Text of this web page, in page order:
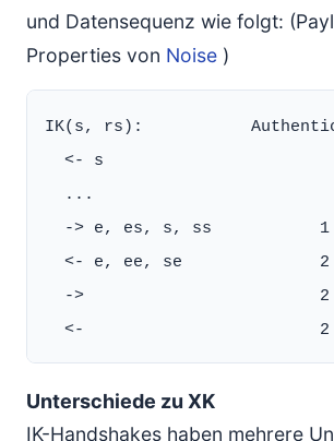
und Datensequenz wie folgt:
Properties von Noise )
IK(s, rs):
  <- s
  ...
-> e, es, s, ss
<- e, ee, se
->
Unterschiede zu XK
IK-Handshakes haben mehrere